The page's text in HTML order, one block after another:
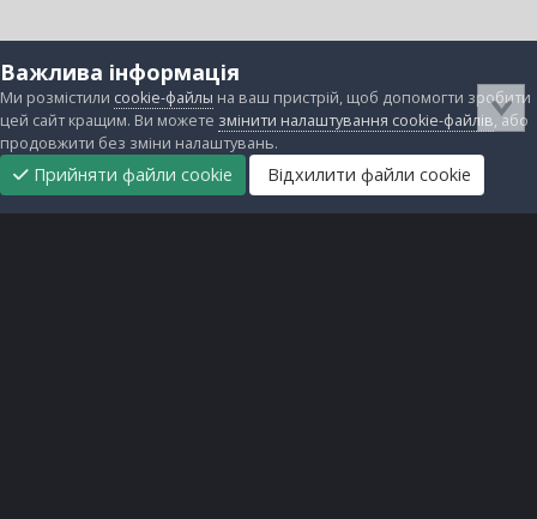
Важлива інформація
Ми розмістили cookie-файлы на ваш пристрій, щоб допомогти зробити
цей сайт кращим. Ви можете змінити налаштування cookie-файлів, або
продовжити без зміни налаштувань.
Прийняти файли cookie Відхилити файли cookie
Головна
Підтримати
нас
Прибрати
рекламу
Завантаження Непрочитані Реєстрація